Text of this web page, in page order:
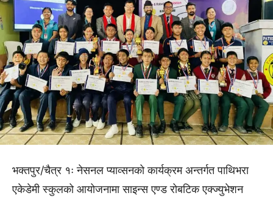
भक्तपुर/चैत्र १ः नेसनल प्याव्सनको कार्यक्रम अन्तर्गत पाथिभरा
एकेडेमी स्कुलको आयोजनामा साइन्स एण्ड रोबटिक एक्ज्युभेशन